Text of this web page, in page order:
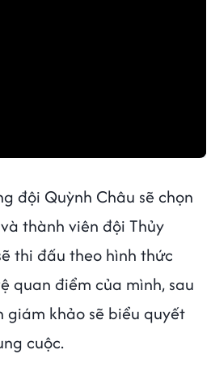
đội Quỳnh Châu sẽ chọn
thành viên đội Thủy
thi đấu theo hình thức
quan điểm của mình, sau
khảo sẽ biểu quyết
cuộc.